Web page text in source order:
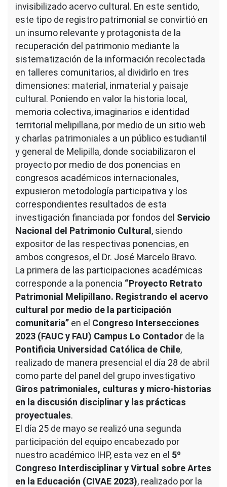
invisibilizado acervo cultural. En este sentido,
este tipo de registro patrimonial se convirtió en
un insumo relevante y protagonista de la
recuperación del patrimonio mediante la
sistematización de la información recolectada
en talleres comunitarios, al dividirlo en tres
dimensiones: material, inmaterial y paisaje
cultural. Poniendo en valor la historia local,
memoria colectiva, imaginarios e identidad
territorial melipillana, por medio de un sitio web
y charlas patrimoniales a un público estudiantil
y general de Melipilla, donde sociabilizaron el
proyecto por medio de dos ponencias en
congresos académicos internacionales,
expusieron metodología participativa y los
correspondientes resultados de esta
investigación financiada por fondos del Servicio
Nacional del Patrimonio Cultural, siendo
expositor de las respectivas ponencias, en
ambos congresos, el Dr. José Marcelo Bravo.
La primera de las participaciones académicas
corresponde a la ponencia “Proyecto Retrato
Patrimonial Melipillano. Registrando el acervo
cultural por medio de la participación
comunitaria” en el Congreso Intersecciones
2023 (FAUC y FAU) Campus Lo Contador de la
Pontificia Universidad Católica de Chile,
realizado de manera presencial el día 28 de abril
como parte del panel del grupo investigativo
Giros patrimoniales, culturas y micro-historias
en la discusión disciplinar y las prácticas
proyectuales.
El día 25 de mayo se realizó una segunda
participación del equipo encabezado por
nuestro académico IHP, esta vez en el 5º
Congreso Interdisciplinar y Virtual sobre Artes
en la Educación (CIVAE 2023), realizado por la